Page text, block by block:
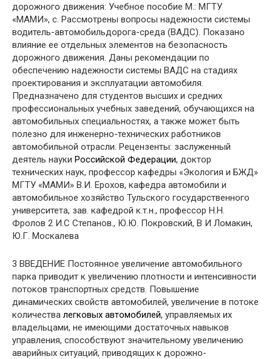
дорожного движения: Учебное пособие М.: МГТУ
«МАМИ», с. Рассмотрены вопросы надежности системы
водитель-автомобильдорога-среда (ВАДС). Показано
влияние ее отдельных элементов на безопасность
дорожного движения. Даны рекомендации по
обеспечению надежности системы ВАДС на стадиях
проектирования и эксплуатации автомобиля.
Предназначено для студентов высших и средних
профессиональных учебных заведений, обучающихся на
автомобильных специальностях, а также может быть
полезно для инженерно-технических работников
автомобильной отрасли. Рецензенты: заслуженный
деятель науки Российской Федерации, доктор
технических наук, профессор кафедры «Экология и БЖД»
МГТУ «МАМИ» В.И. Ерохов, кафедра автомобили и
автомобильное хозяйство Тульского государственного
университета, зав. кафедрой к.т.н., профессор Н.Н.
Фролов 2 И.С Степанов., Ю.Ю. Покровский, В И Ломакин,
Ю.Г. Москалева
3 ВВЕДЕНИЕ Постоянное увеличение автомобильного
парка приводит к увеличению плотности и интенсивности
потоков транспортных средств. Повышение
динамических свойств автомобилей, увеличение в потоке
количества легковых автомобилей, управляемых их
владельцами, не имеющими достаточных навыков
управления, способствуют значительному увеличению
аварийных ситуаций, приводящих к дорожно-